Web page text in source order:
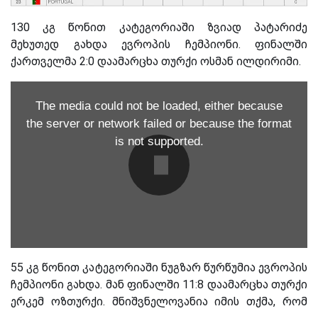
130 კგ წონით კატეგორიაში ზვიად პატარიძე
მეხუთედ გახდა ევროპის ჩემპიონი. ფინალში
ქართველმა 2:0 დაამარცხა თურქი ოსმან ილდირიმი.
The media could not be loaded, either because
the server or network failed or because the format
is not supported.
55 კგ წონით კატეგორიაში ნუგზარ წურწუმია ევროპის
ჩემპიონი გახდა. მან ფინალში 11:8 დაამარცხა თურქი
ერკემ ოზთურქი. მნიშვნელოვანია იმის თქმა, რომ